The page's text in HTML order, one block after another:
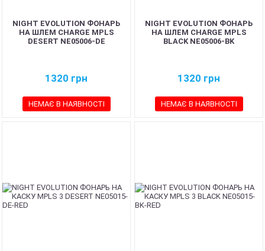
NIGHT EVOLUTION ФОНАРЬ
НА ШЛЕМ CHARGE MPLS
DESERT NE05006-DE
1320 грн
НЕМАЄ В НАЯВНОСТІ
NIGHT EVOLUTION ФОНАРЬ
НА ШЛЕМ CHARGE MPLS
BLACK NE05006-BK
1320 грн
НЕМАЄ В НАЯВНОСТІ